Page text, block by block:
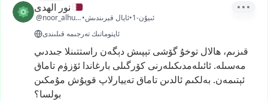
نور الهدى
@noor_alhuda5
•ئايال قېرىندىش•
1-ئىيۇن
ئاپتوماتىك تەرجىمە قىلىندى
قىزىم، ھالال توخۇ گۆشى تېپىش دېگەن راستتىنلا جىددىي
مەسىلە. ئائىلەمدىكىلەرنى كۆرگىلى بارغاندا ئۆزۈم تاماق
ئېتىمەن. بەلكىم ئالدىن تاماقتەييارلاپ قويۇش مۇمكىن
بولسا؟